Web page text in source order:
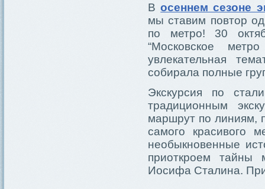
Восеннем сезоне
мы ставим повтор
по метро! 30
“Московское
увлекательная
собирала полные
Экскурсия по
традиционным
маршрут по линиям,
самого красивого
необыкновенные
приоткроем тайны
Иосифа Сталина.